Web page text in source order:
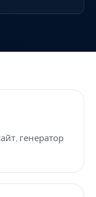
генератор